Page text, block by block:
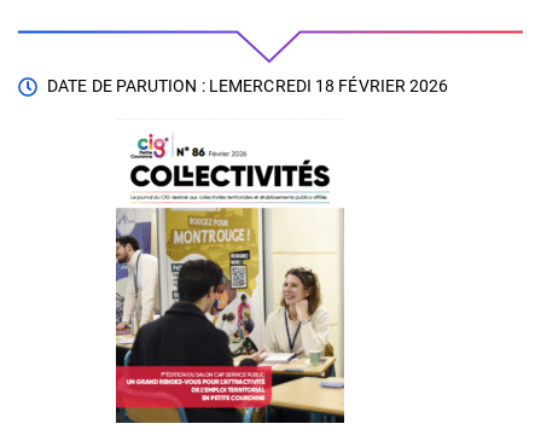
DATE DE PARUTION : LEMERCREDI 18 FÉVRIER 2026